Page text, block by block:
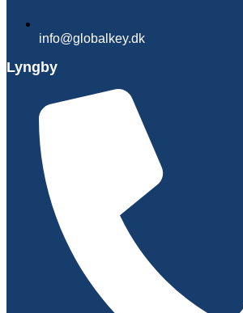
info@globalkey.dk
Lyngby